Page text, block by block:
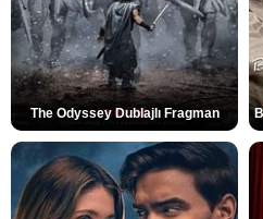
The Odyssey Dublajlı Fragman